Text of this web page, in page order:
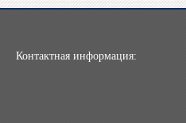
Контактная информация: